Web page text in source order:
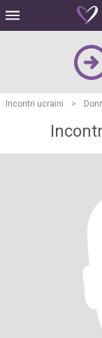
Incontri ucraini >